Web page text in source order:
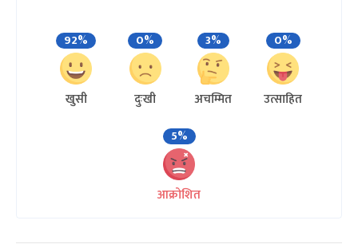
92%
खुसी
0%
दुःखी
3%
अचम्मित
0%
उत्साहित
5%
आक्रोशित